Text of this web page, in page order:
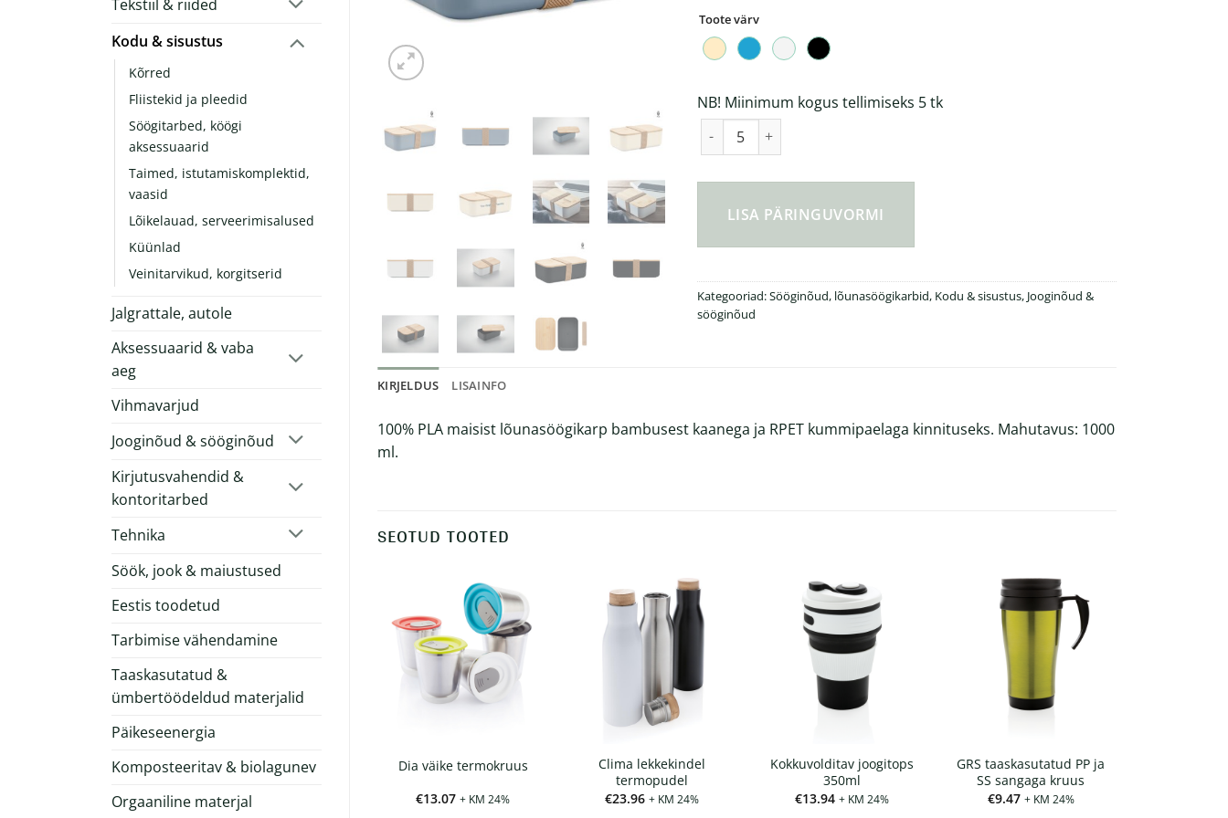
Tekstiil & riided
Kodu & sisustus
Kõrred
Fliistekid ja pleedid
Söögitarbed, köögi
aksessuaarid
Taimed, istutamiskomplektid,
vaasid
Lõikelauad, serveerimisalused
Küünlad
Veinitarvikud, korgitserid
Jalgrattale, autole
Aksessuaarid & vaba
aeg
Vihmavarjud
Jooginõud & sööginõud
Kirjutusvahendid &
kontoritarbed
Tehnika
Söök, jook & maiustused
Eestis toodetud
Tarbimise vähendamine
Taaskasutatud &
ümbertöödeldud materjalid
Päikeseenergia
Komposteeritav & biolagunev
Orgaaniline materjal
Toote värv
NB! Miinimum kogus tellimiseks 5 tk
LISA PÄRINGUVORMI
Kategooriad:Sööginõud, lõunasöögikarbid, Kodu & sisustus, Jooginõud &
sööginõud
KIRJELDUS LISAINFO
100% PLA maisist lõunasöögikarp bambusest kaanega ja RPET kummipaelaga kinnituseks. Mahutavus: 1000
ml.
SEOTUD TOOTED
Dia väike termokruus
€13.07 + KM 24%
Clima lekkekindel
termopudel
€23.96 + KM 24%
Kokkuvolditav joogitops
350ml
€13.94 + KM 24%
GRS taaskasutatud PP ja
SS sangaga kruus
€9.47 + KM 24%
Kompaktne RCS
+ KM 24%
Suur emailkruus 550ml
€6.60